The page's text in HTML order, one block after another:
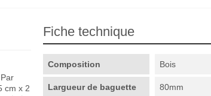
cm x 2
Fiche technique
Composition Bois
Largueur de baguette 80mm